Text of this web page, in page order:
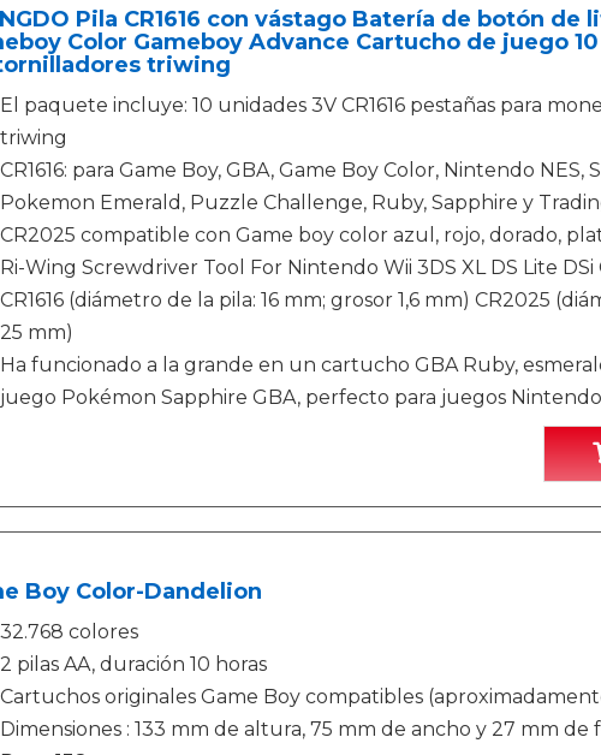
Pila CR1616 con vástago Batería de botón de
Color Gameboy Advance Cartucho de juego
triwing
El paquete incluye: 10 unidades 3V CR1616 pestañas para
triwing
CR1616: para Game Boy, GBA, Game Boy Color, Nintendo NES,
Pokemon Emerald, Puzzle Challenge, Ruby, Sapphire y
CR2025 compatible con Game boy color azul, rojo, dorado,
Ri-Wing Screwdriver Tool For Nintendo Wii 3DS XL DS Lite
CR1616 (diámetro de la pila: 16 mm; grosor 1,6 mm) CR2025
25 mm)
Ha funcionado a la grande en un cartucho GBA Ruby,
juego Pokémon Sapphire GBA, perfecto para juegos
Boy Color-Dandelion
32.768 colores
2 pilas AA, duración 10 horas
Cartuchos originales Game Boy compatibles
Dimensiones : 133 mm de altura, 75 mm de ancho y 27 mm de